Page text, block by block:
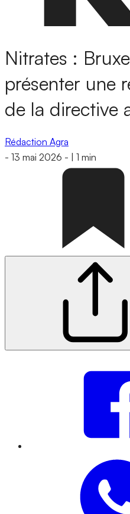
Nitrates :
présenter une
de la directive
Rédaction Agra
- 13 mai 2026 - 1 min